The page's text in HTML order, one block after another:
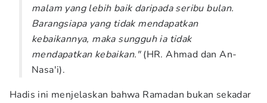
malam yang lebih baik daripada seribu bulan.
Barangsiapa yang tidak mendapatkan
kebaikannya, maka sungguh ia tidak
mendapatkan kebaikan."(HR. Ahmad dan An-
Nasa'i).
Hadis ini menjelaskan bahwa Ramadan bukan sekadar